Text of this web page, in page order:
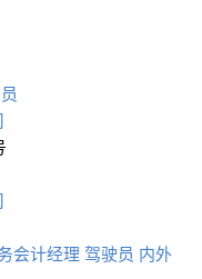
会计经理 驾驶员 内外